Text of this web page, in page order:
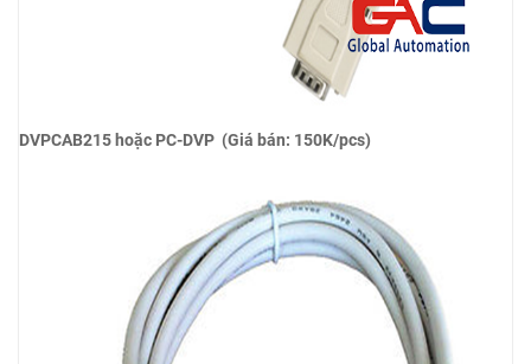
DVPCAB215 hoặc PC-DVP (Giá bán: 150K/pcs)